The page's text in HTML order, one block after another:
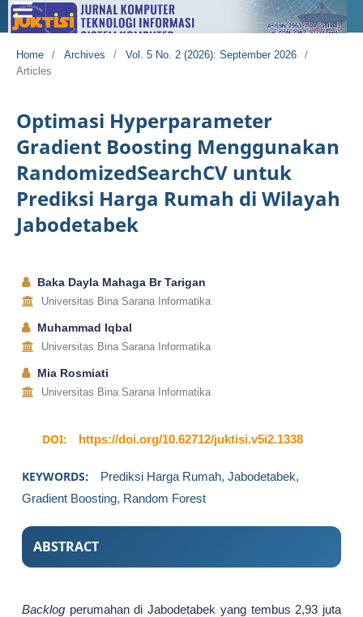
Home / Archives / Vol. 5 No. 2 (2026): September 2026
/
Articles
Optimasi Hyperparameter
Gradient Boosting Menggunakan
RandomizedSearchCV untuk
Prediksi Harga Rumah di Wilayah
Jabodetabek
Baka Dayla Mahaga Br Tarigan
Universitas Bina Sarana Informatika
Muhammad Iqbal
Universitas Bina Sarana Informatika
Mia Rosmiati
Universitas Bina Sarana Informatika
DOI: https://doi.org/10.62712/juktisi.v5i2.1338
KEYWORDS:
Prediksi Harga Rumah, Jabodetabek,
Gradient Boosting, Random Forest
ABSTRACT
Backlogperumahan di Jabodetabek yang tembus 2,93 juta